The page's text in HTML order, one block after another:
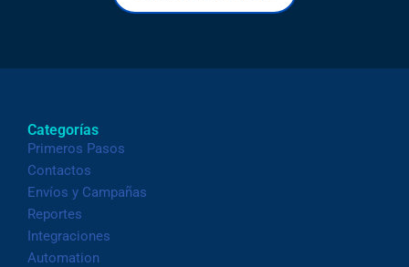
Categorías
Primeros Pasos
Contactos
Envíos y Campañas
Reportes
Integraciones
Automation